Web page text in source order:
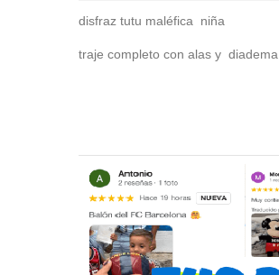
disfraz tutu maléfica niña
traje completo con alas y